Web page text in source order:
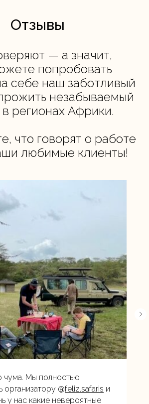
Отзывы
— а значит,
попробовать
себе наш заботливый
незабываемый
в регионах Африки.
что говорят о работе
любимые клиенты!
чума. Мы полностью
организатору @feliz.safaris и
у нас какие невероятные